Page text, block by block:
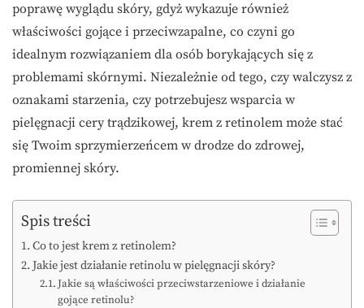
poprawę wyglądu skóry, gdyż wykazuje również
właściwości gojące i przeciwzapalne, co czyni go
idealnym rozwiązaniem dla osób borykających się z
problemami skórnymi. Niezależnie od tego, czy walczysz z
oznakami starzenia, czy potrzebujesz wsparcia w
pielęgnacji cery trądzikowej, krem z retinolem może stać
się Twoim sprzymierzeńcem w drodze do zdrowej,
promiennej skóry.
Spis treści
Co to jest krem z retinolem?
Jakie jest działanie retinolu w pielęgnacji skóry?
Jakie są właściwości przeciwstarzeniowe i działanie
gojące retinolu?